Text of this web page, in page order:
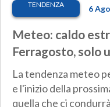
TENDENZA 6
Meteo: caldo
Ferragosto, solo
pausa. Ecco dove
La tendenza meteo
e l'inizio della
quella che ci